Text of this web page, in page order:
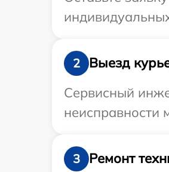
2
Выезд
Сервисный
неисправности
3
Ремонт